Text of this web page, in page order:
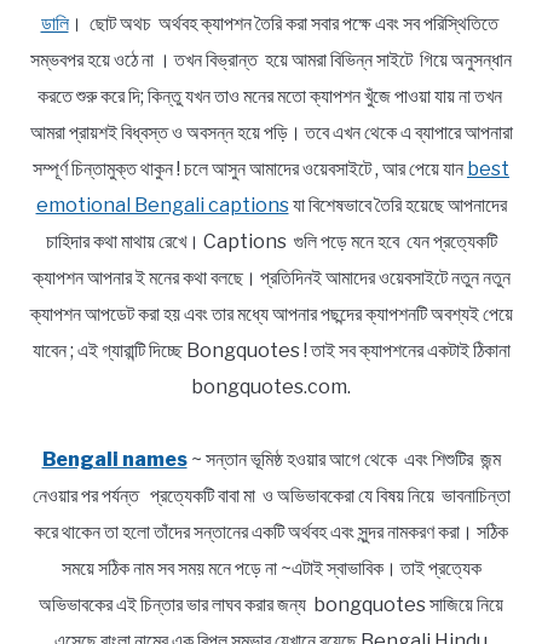
ডালি। ছোট অথচ অর্থবহ ক্যাপশন তৈরি করা সবার পক্ষে এবং সব পরিস্থিতিতে
সম্ভবপর হয়ে ওঠে না । তখন বিভ্রান্ত হয়ে আমরা বিভিন্ন সাইটে গিয়ে অনুসন্ধান
করতে শুরু করে দি; কিন্তু যখন তাও মনের মতো ক্যাপশন খুঁজে পাওয়া যায় না তখন
আমরা প্রায়শই বিধ্বস্ত ও অবসন্ন হয়ে পড়ি। তবে এখন থেকে এ ব্যাপারে আপনারা
সম্পূর্ণ চিন্তামুক্ত থাকুন ! চলে আসুন আমাদের ওয়েবসাইটে , আর পেয়ে যান best
emotional Bengali captionsযা বিশেষভাবে তৈরি হয়েছে আপনাদের
চাহিদার কথা মাথায় রেখে। Captions গুলি পড়ে মনে হবে যেন প্রত্যেকটি
ক্যাপশন আপনার ই মনের কথা বলছে। প্রতিদিনই আমাদের ওয়েবসাইটে নতুন নতুন
ক্যাপশন আপডেট করা হয় এবং তার মধ্যে আপনার পছন্দের ক্যাপশনটি অবশ্যই পেয়ে
যাবেন ; এই গ্যারান্টি দিচ্ছে Bongquotes ! তাই সব ক্যাপশনের একটাই ঠিকানা
bongquotes.com.
Bengali names~ সন্তান ভূমিষ্ঠ হওয়ার আগে থেকে এবং শিশুটির জন্ম
নেওয়ার পর পর্যন্ত প্রত্যেকটি বাবা মা ও অভিভাবকেরা যে বিষয় নিয়ে ভাবনাচিন্তা
করে থাকেন তা হলো তাঁদের সন্তানের একটি অর্থবহ এবং সুন্দর নামকরণ করা। সঠিক
সময়ে সঠিক নাম সব সময় মনে পড়ে না ~এটাই স্বাভাবিক। তাই প্রত্যেক
অভিভাবকের এই চিন্তার ভার লাঘব করার জন্য bongquotes সাজিয়ে নিয়ে